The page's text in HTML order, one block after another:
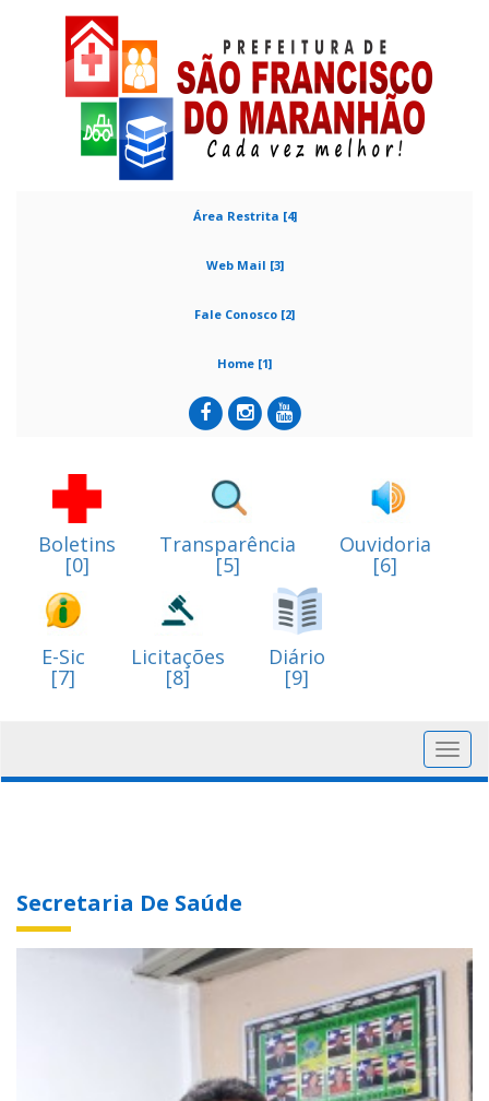
Área Restrita [4]
Web Mail [3]
Fale Conosco [2]
Home [1]
Boletins
[0]
Transparência
[5]
Ouvidoria
[6]
E-Sic
[7]
Licitações
[8]
Diário
[9]
Secretaria De Saúde